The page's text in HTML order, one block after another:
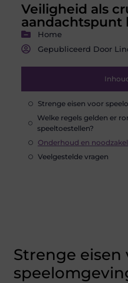
Veiligheid als
aandachtspunt
Home
Gepubliceerd Door
Strenge eisen voor
Welke regels gelden er
speeltoestellen?
Onderhoud en
Veelgestelde vragen
Strenge eisen